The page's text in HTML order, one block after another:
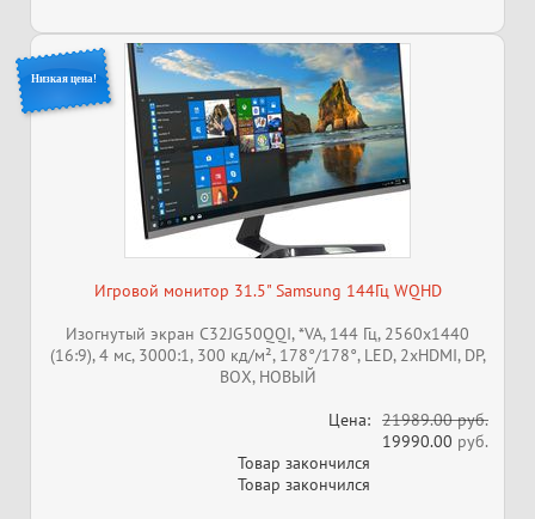
Низкая цена!
Игровой монитор 31.5" Samsung 144Гц WQHD
Изогнутый экран C32JG50QQI, *VA, 144 Гц, 2560x1440
(16:9), 4 мс, 3000:1, 300 кд/м², 178°/178°, LED, 2xHDMI, DP,
ВОХ, НОВЫЙ
Цена: 21989.00 руб.
19990.00 руб.
Товар закончился
Товар закончился